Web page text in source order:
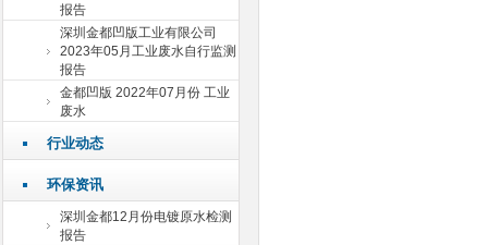
报告
深圳金都凹版工业有限公司
2023年05月工业废水自行监测
报告
金都凹版 2022年07月份 工业
废水
行业动态
环保资讯
深圳金都12月份电镀原水检测
报告